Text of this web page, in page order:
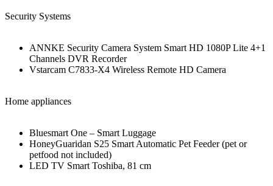
Security Systems
ANNKE Security Camera System Smart HD 1080P Lite 4+1
Channels DVR Recorder
Vstarcam C7833-X4 Wireless Remote HD Camera
Home appliances
Bluesmart One – Smart Luggage
HoneyGuaridan S25 Smart Automatic Pet Feeder (pet or
petfood not included)
LED TV Smart Toshiba, 81 cm